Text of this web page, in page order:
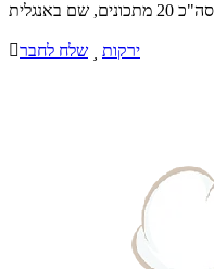
שלח לחבר ירקות